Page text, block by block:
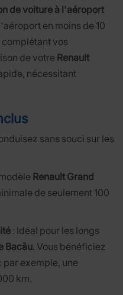
de voiture à l'aéroport
en moins de 10
vos
de votre Renault
nécessitant
sans souci sur les
Renault Grand
de seulement 100
: Idéal pour les longs
Bacău. Vous bénéficiez
par exemple, une
km.